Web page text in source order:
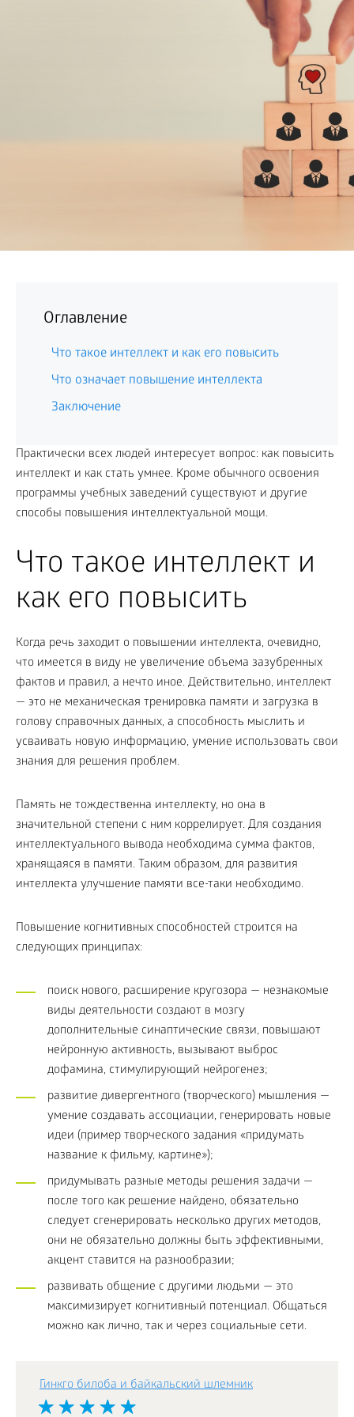
Оглавление
Что такое интеллект и как его повысить
Что означает повышение интеллекта
Заключение
Практически всех людей интересует вопрос: как повысить
интеллект и как стать умнее. Кроме обычного освоения
программы учебных заведений существуют и другие
способы повышения интеллектуальной мощи.
Что такое интеллект и
как его повысить
Когда речь заходит о повышении интеллекта, очевидно,
что имеется в виду не увеличение объема зазубренных
фактов и правил, а нечто иное. Действительно, интеллект
— это не механическая тренировка памяти и загрузка в
голову справочных данных, а способность мыслить и
усваивать новую информацию, умение использовать свои
знания для решения проблем.
Память не тождественна интеллекту, но она в
значительной степени с ним коррелирует. Для создания
интеллектуального вывода необходима сумма фактов,
хранящаяся в памяти. Таким образом, для развития
интеллекта улучшение памяти все-таки необходимо.
Повышение когнитивных способностей строится на
следующих принципах:
поиск нового, расширение кругозора — незнакомые
виды деятельности создают в мозгу
дополнительные синаптические связи, повышают
нейронную активность, вызывают выброс
дофамина, стимулирующий нейрогенез;
развитие дивергентного (творческого) мышления —
умение создавать ассоциации, генерировать новые
идеи (пример творческого задания «придумать
название к фильму, картине»);
придумывать разные методы решения задачи —
после того как решение найдено, обязательно
следует сгенерировать несколько других методов,
они не обязательно должны быть эффективными,
акцент ставится на разнообразии;
развивать общение с другими людьми — это
максимизирует когнитивный потенциал. Общаться
можно как лично, так и через социальные сети.
Гинкго билоба и байкальский шлемник